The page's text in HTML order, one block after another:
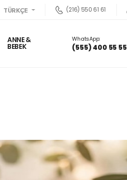
TÜRKÇE (216) 550 61 61
ANNE &
BEBEK
WhatsApp:
(555) 400 55 55